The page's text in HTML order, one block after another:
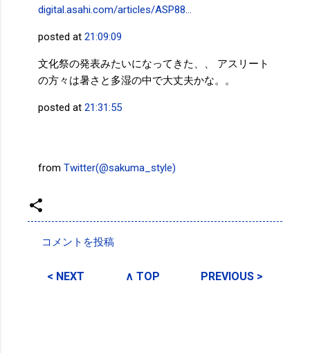
digital.asahi.com/articles/ASP88…
posted at 21:09:09
文化祭の発表みたいになってきた、、 アスリート
の方々は暑さと多湿の中で大丈夫かな。。
posted at 21:31:55
from Twitter(@sakuma_style)
メ
コメントを投稿
< NEXT ∧ TOP PREVIOUS >